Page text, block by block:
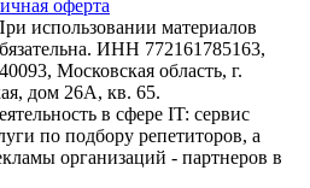
оферта
использовании материалов
ИНН 772161785163,
Московская область, г.
дом 26А, кв. 65.
в сфере IT: сервис
по подбору репетиторов, а
организаций - партнеров в